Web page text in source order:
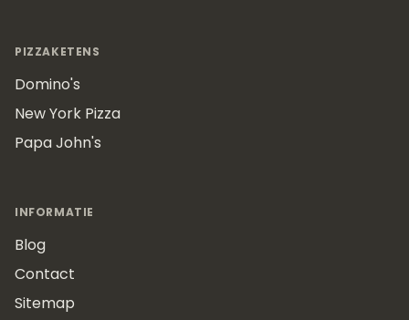
PIZZAKETENS
Domino's
New York Pizza
Papa John's
INFORMATIE
Blog
Contact
Sitemap